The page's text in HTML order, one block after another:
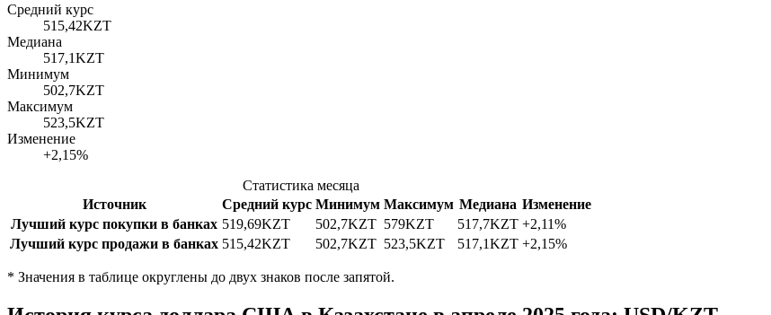
Средний курс
515,42KZT
Медиана
517,1KZT
Минимум
502,7KZT
Максимум
523,5KZT
Изменение
+2,15%
Статистика месяца
Источник
Средний курс Минимум Максимум Медиана Изменение
Лучший курс покупки в банках 519,69KZT 502,7KZT 579KZT 517,7KZT +2,11%
Лучший курс продажи в банках 515,42KZT 502,7KZT 523,5KZT 517,1KZT +2,15%
* Значения в таблице округлены до двух знаков после запятой.